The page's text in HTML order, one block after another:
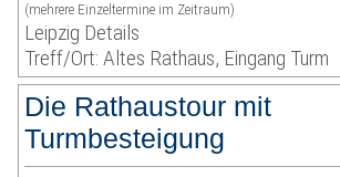
(mehrere Einzeltermine im Zeitraum)
Leipzig Details
Treff/Ort: Altes Rathaus, Eingang Turm
Die Rathaustour mit
Turmbesteigung